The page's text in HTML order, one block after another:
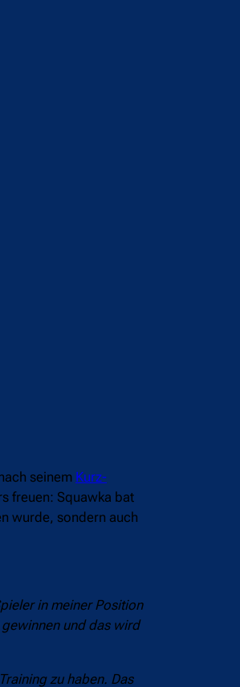
seinem Kurz-
freuen: Squawka bat
wurde, sondern auch
in meiner Position
und das wird
zu haben. Das